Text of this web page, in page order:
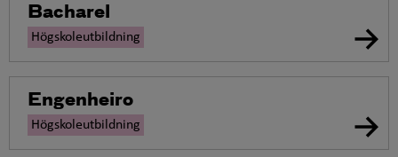
Bacharel
Högskoleutbildning
Engenheiro
Högskoleutbildning